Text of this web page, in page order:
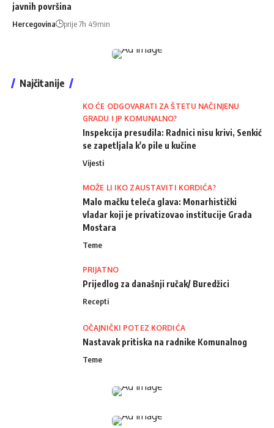
javnih površina
Hercegovina prije 7h 49min
Najčitanije
KO ĆE ODGOVARATI ZA ŠTETU NAČINJENU
GRADU I JP KOMUNALNO?
Inspekcija presudila: Radnici nisu krivi, Senkić
se zapetljala k'o pile u kučine
Vijesti
MOŽE LI IKO ZAUSTAVITI KORDIĆA?
Malo mačku teleća glava: Monarhistički
vladar koji je privatizovao institucije Grada
Mostara
Teme
PRIJATNO
Prijedlog za današnji ručak/ Buredžici
Recepti
OČAJNIČKI POTEZ KORDIĆA
Nastavak pritiska na radnike Komunalnog
Teme